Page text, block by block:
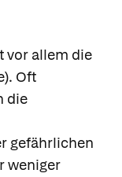
vor allem die
). Oft
die
gefährlichen
weniger